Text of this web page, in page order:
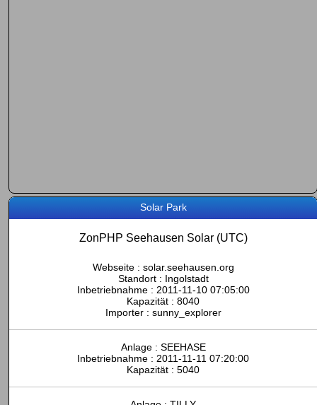
Solar Park
ZonPHP Seehausen Solar (UTC)
Webseite : solar.seehausen.org
Standort : Ingolstadt
Inbetriebnahme : 2011-11-10 07:05:00
Kapazität : 8040
Importer : sunny_explorer
Anlage : SEEHASE
Inbetriebnahme : 2011-11-11 07:20:00
Kapazität : 5040